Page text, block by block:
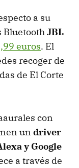
a su
BluetoothJBL
euros. El
recoger de
de El Corte
con
un driver
y Google
a través de